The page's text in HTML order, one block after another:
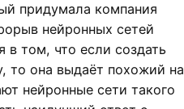
придумала компания
нейронных сетей
в том, что если создать
то она выдаёт похожий на
нейронные сети такого